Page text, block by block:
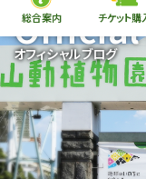
総合案内 チケット購
オフィシャルブログ